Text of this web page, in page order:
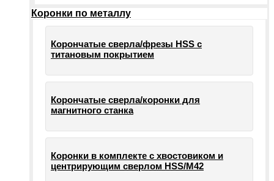
Коронки по металлу
Корончатые сверла/фрезы HSS c
титановым покрытием
Корончатые сверла/коронки для
магнитного станка
Коронки в комплекте с хвостовиком и
центрирующим сверлом HSS/М42